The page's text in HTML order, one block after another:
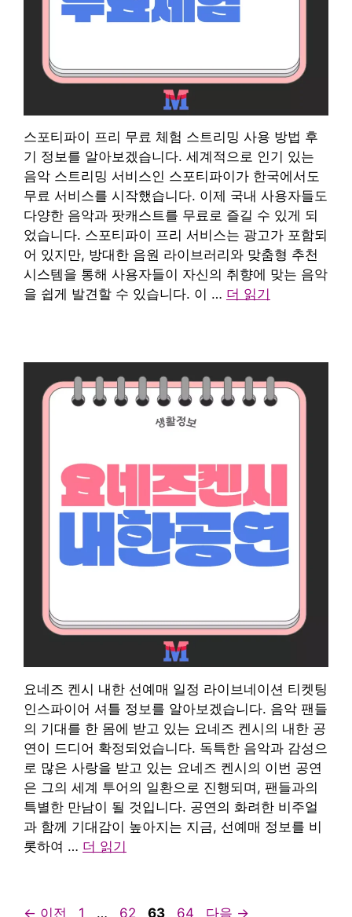
스포티파이 프리 무료 체험 스트리밍 사용 방법 후
기 정보를 알아보겠습니다. 세계적으로 인기 있는
음악 스트리밍 서비스인 스포티파이가 한국에서도
무료 서비스를 시작했습니다. 이제 국내 사용자들도
다양한 음악과 팟캐스트를 무료로 즐길 수 있게 되
었습니다. 스포티파이 프리 서비스는 광고가 포함되
어 있지만, 방대한 음원 라이브러리와 맞춤형 추천
시스템을 통해 사용자들이 자신의 취향에 맞는 음악
을 쉽게 발견할 수 있습니다. 이 … 더 읽기
요네즈 켄시 내한 선예매 일정 라이브네이션 티켓팅
인스파이어 셔틀 정보를 알아보겠습니다. 음악 팬들
의 기대를 한 몸에 받고 있는 요네즈 켄시의 내한 공
연이 드디어 확정되었습니다. 독특한 음악과 감성으
로 많은 사랑을 받고 있는 요네즈 켄시의 이번 공연
은 그의 세계 투어의 일환으로 진행되며, 팬들과의
특별한 만남이 될 것입니다. 공연의 화려한 비주얼
과 함께 기대감이 높아지는 지금, 선예매 정보를 비
롯하여 … 더 읽기
← 이전 페
1 … 페
62 페
63 페
64 다음 →